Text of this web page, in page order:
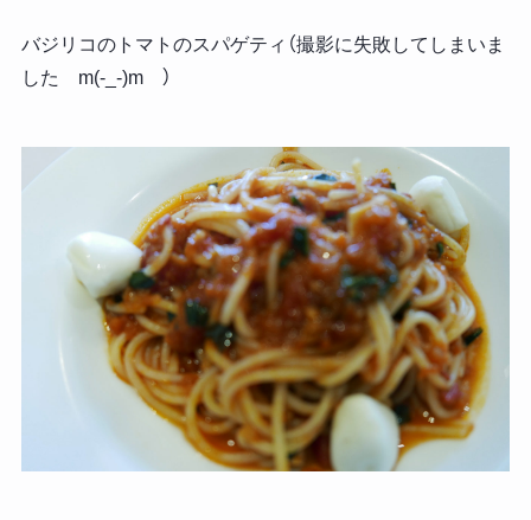
バジリコのトマトのスパゲティ（撮影に失敗してしまいま
した m(-_-)m ）